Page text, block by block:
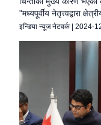
"मध्यपूर्वीय नेतृत्त्वद्वारा
इन्डिया न्यूज नेटवर्क | 2024-